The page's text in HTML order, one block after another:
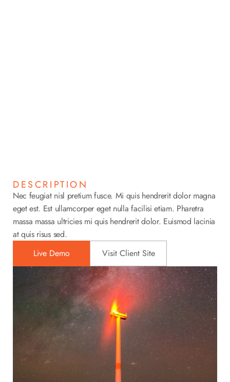
DESCRIPTION
Nec feugiat nisl pretium fusce. Mi quis hendrerit dolor magna
eget est. Est ullamcorper eget nulla facilisi etiam. Pharetra
massa massa ultricies mi quis hendrerit dolor. Euismod lacinia
at quis risus sed.
Live Demo
Visit Client Site